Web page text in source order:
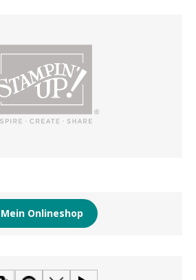
Mein Onlineshop